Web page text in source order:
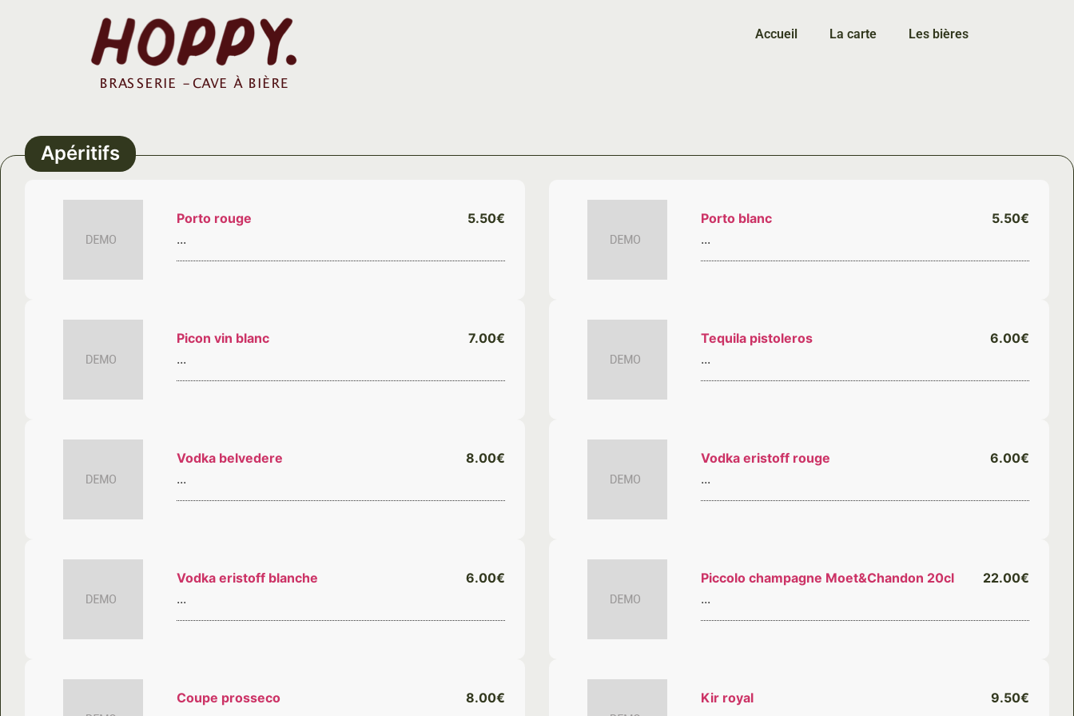
Accueil La carte Les bières
Apéritifs
Porto rouge
5.50€
...
Porto blanc
5.50€
...
Picon vin blanc
7.00€
...
Tequila pistoleros
6.00€
...
Vodka belvedere
8.00€
...
Vodka eristoff rouge
6.00€
...
Vodka eristoff blanche
6.00€
...
Piccolo champagne Moet&Chandon 20cl
22.00€
...
Coupe prosseco
8.00€
Kir royal
9.50€